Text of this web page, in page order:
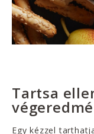
Tartsa
Egy kézzel